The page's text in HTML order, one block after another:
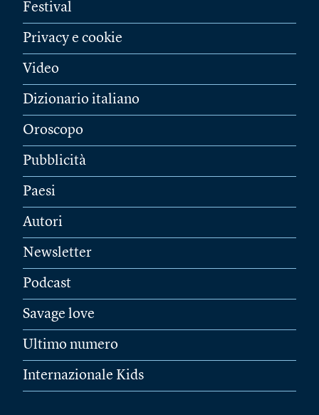
Festival
Privacy e cookie
Video
Dizionario italiano
Oroscopo
Pubblicità
Paesi
Autori
Newsletter
Podcast
Savage love
Ultimo numero
Internazionale Kids